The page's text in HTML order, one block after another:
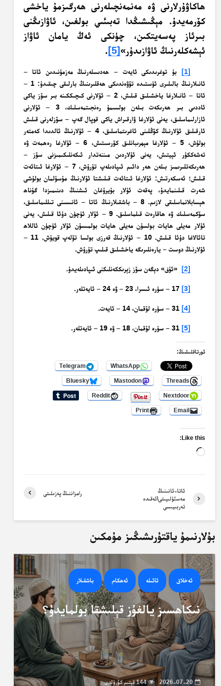
ھاكاۋۇرلارنى ۋە مەنمەنچىلەرنى ھەرگىزمۇ ياخشى
كۆرمەيدۇ. مېڭىشىڭدا تەبىئىي بولغىن، ئاۋازىڭنى
بىرئاز پەسەيتكىن، چۈنكى ئەڭ يامان ئاۋاز
ئېشەكلەرنىڭ ئاۋازىدۇر» [5]
.
[1]
بۇ توغرىدىكى ئايەت – ھەدىسلەرنىڭ مەزمۇنىدىن ئاتا –
ئانىلارنىڭ بالىلىرى ئۈستىدە تۆۋەندىكى ھەقلىرىنىڭ بارلىقى چىقىدۇ: 1 –
ئاتا – ئانىلارغا ياخشىلىق قىلىش، 2 – ئۇلارنى كىچىككىنە بىر سۆز ياكى
ئاددىي بىر ھەرىكەت بىلەن بولسىمۇ رەنجىتمەسلىك، 3 – ئۇلارنى
ئازارلىماسلىق، يەنى ئۇلارغا ۋارقىراش ياكى قوپال گەپ – سۆزلەرنى قىلىش
ئارقىلىق ئۇلارنىڭ كۆڭلىنى ئاغرىتماسلىق، 4 – ئۇلارنىڭ ئالدىدا كەمتەر
بولۇش، 5 – ئۇلارغا مېھرىبانلىق كۆرسىتىش، 6 – ئۇلارغا رەھمەت ۋە
تەشەككۇر ئېيتىش، يەنى ئۇلاردىن مىننەتدار ئىكەنلىكىمىزنى سۆز –
ھەرىكەتلىرىمىز بىلەن ھەر دائىم ئىپادىلەپ تۇرۇش، 7 – ئۇلارغا ئىتائەت
قىلىش؛ ئەسكەرتىش: ئۇلارغا ئىتائەت قىلىشتا ئۇلارنىڭ مۇسۇلمان بولۇشى
شەرت قىلىنمايدۇ، پەقەت ئۇلار بۇيرۇغان ئىشنىڭ دىنىمىزدا گۇناھ
ھېسابلانماسلىقى لازىم. 8 – باشقىلارنىڭ ئاتا – ئانىسىنى تىللىماسلىق،
سۆكمەسلىك ۋە ھاقارەت قىلماسلىق. 9 – ئۇلار ئۈچۈن دۇئا قىلىش، يەنى
ئۇلار مەيلى ھايات بولسۇن مەيلى ھايات بولمىسۇن ئۇلار ئۈچۈن ئاللاھ
تائالاغا دۇئا قىلىش. 10 – ئۇلارنىڭ قەرزى بولسا تۆلەپ قويۇش. 11 –
ئۇلارنىڭ دوست – يارەنلىرىگە ياخشىلىق قىلىپ تۇرۇش.
[2] «ئۇف» دېگەن سۆز زېرىككەنلىكنى ئىپادىلەيدۇ.
[3] 17 – سۈرە ئىسرا، 23 – ۋە 24 – ئايەتلەر.
[4] 31 – سۈرە لۇقمان، 14 – ئايەت.
[5] 31 – سۈرە لۇقمان، 18 – ۋە 19 – ئايەتلەر.
ئورتاقلىشىڭ:
WhatsApp
Telegram
Threads
Mastodon
Bluesky
Nextdoor
Reddit
Email
Print
Like this:
Loading…
رامزاننىڭ پەزىلىتى
ئاتا-ئانىنىڭ
مەسئۇلىيىتى\ئەقىدە
تەربىيىسى
بۇلارنىمۇ ياقتۇرىشىڭىز مۇمكىن
ئەخلاق ئائىلە ئەھكام باشقىلار
نىكاھسىز يالغۇز قېلىشقا بولمايدۇ؟
2026-07-20 144 قېتىم كۆرۈلدى